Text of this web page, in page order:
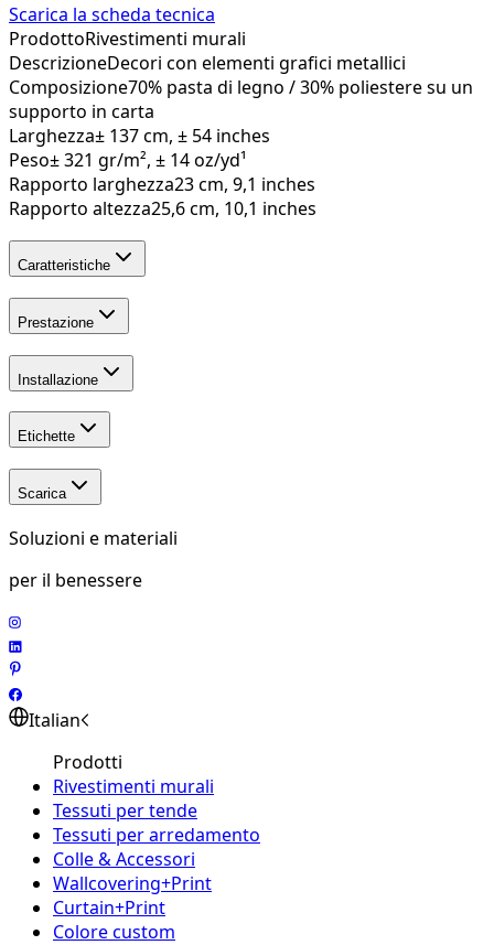
Scarica la scheda tecnica
ProdottoRivestimenti murali
DescrizioneDecori con elementi grafici metallici
Composizione70% pasta di legno / 30% poliestere su un
supporto in carta
Larghezza± 137 cm, ± 54 inches
Peso± 321 gr/m², ± 14 oz/yd¹
Rapporto larghezza23 cm, 9,1 inches
Rapporto altezza25,6 cm, 10,1 inches
Caratteristiche
Prestazione
Installazione
Etichette
Scarica
Soluzioni e materiali
per il benessere
Italian
Prodotti
Rivestimenti murali
Tessuti per tende
Tessuti per arredamento
Colle & Accessori
Wallcovering+Print
Curtain+Print
Colore custom